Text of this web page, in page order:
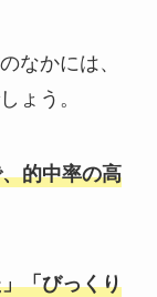
なかには、
ょう。
的中率の高
「びっくり